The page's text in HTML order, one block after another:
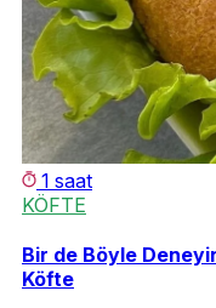
1 saat
KÖFTE
Bir de Böyle
Köfte